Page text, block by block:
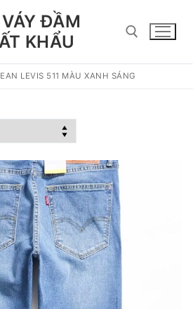
ĐẦM
KHẨU
LEVIS 511 MÀU XANH SÁNG